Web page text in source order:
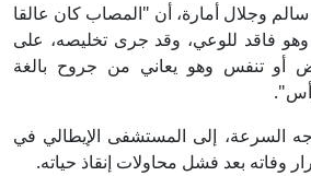
وجلال أمارة، أن "المصاب كان عالقا
وهو فاقد للوعي، وقد جرى تخليصه، على
أو تنفس وهو يعاني من جروح بالغة
السرعة، إلى المستشفى الإيطالي في
وفاته بعد فشل محاولات إنقاذ حياته.